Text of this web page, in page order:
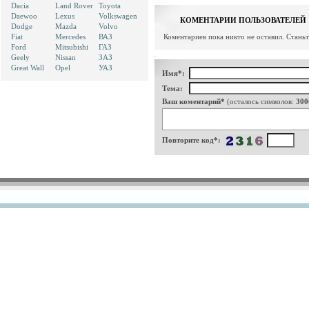
Dacia
Daewoo
Dodge
Fiat
Ford
Geely
Great Wall
Land Rover
Lexus
Mazda
Mercedes
Mitsubishi
Nissan
Opel
Toyota
Volkswagen
Volvo
ВАЗ
ГАЗ
ЗАЗ
УАЗ
КОМЕНТАРИИ ПОЛЬЗОВАТЕЛЕЙ
Коментариев пока никто не оставил.
Имя*:
Тема:
Ваш коментарий* (осталось символов:
Повторите код*: